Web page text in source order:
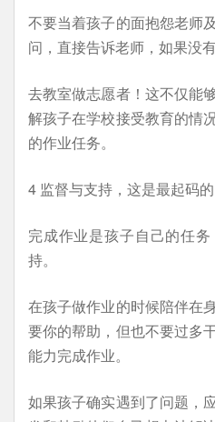
不要当着孩子的面抱怨老师
问，直接告诉老师，如果没
去教室做志愿者！这不仅能
解孩子在学校接受教育的情
的作业任务。
4 监督与支持，这是最起码的
完成作业是孩子自己的任
持。
在孩子做作业的时候陪伴在
要你的帮助，但也不要过多
能力完成作业。
如果孩子确实遇到了问题，